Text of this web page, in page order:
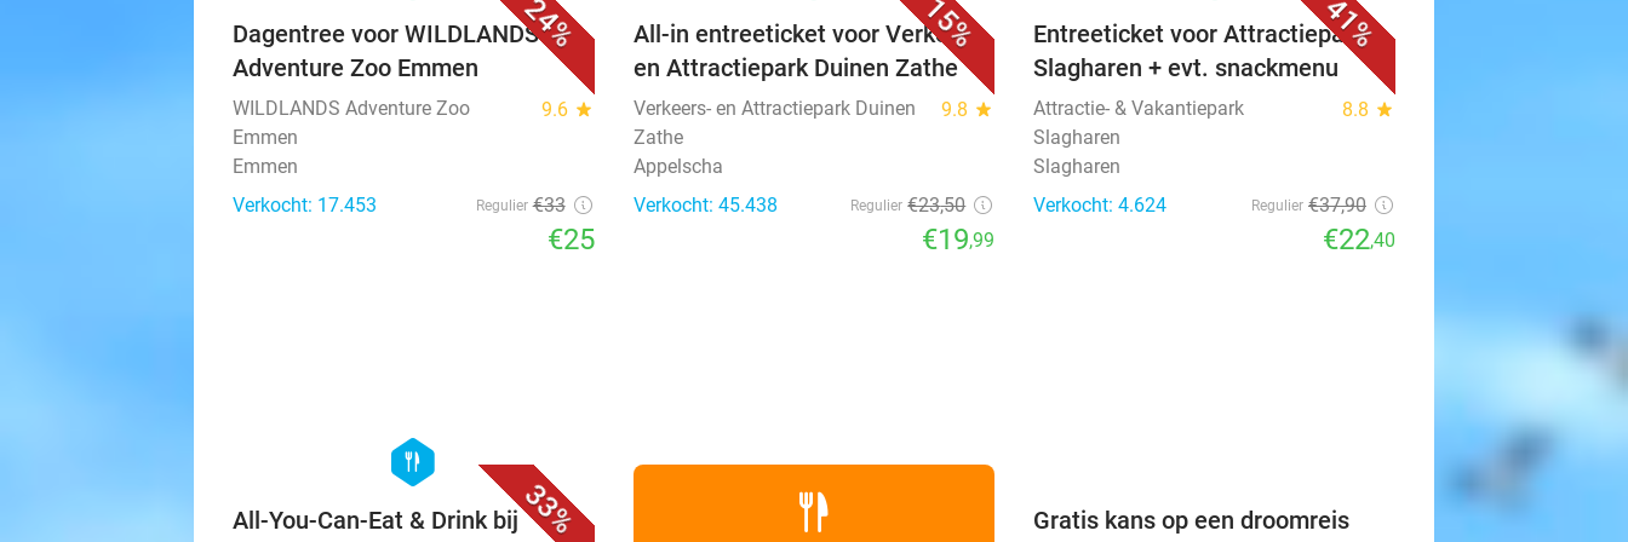
24%
Dagentree voor WILDLANDS
Adventure Zoo Emmen
WILDLANDS Adventure Zoo
Emmen
9.6 star
Emmen
Verkocht: 17.453
Regulier €33
€25
15%
All-in entreeticket voor Verkeers-
en Attractiepark Duinen Zathe
Verkeers- en Attractiepark Duinen
Zathe
9.8 star
Appelscha
Verkocht: 45.438
Regulier €23,50
€19,99
41%
Entreeticket voor Attractiepark
Slagharen + evt. snackmenu
Attractie- & Vakantiepark
Slagharen
8.8 star
Slagharen
Verkocht: 4.624
Regulier €37,90
€22,40
33%
hexagon
food
All-You-Can-Eat & Drink bij
Gratis kans op een droomreis